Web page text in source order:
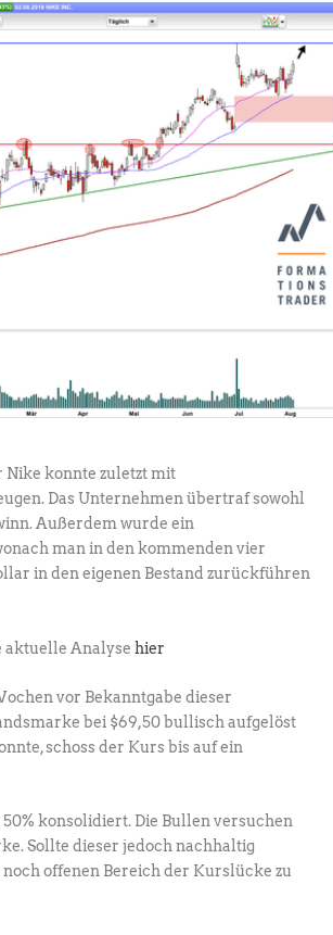
konnte zuletzt mit
Das Unternehmen übertraf sowohl
Außerdem wurde ein
man in den kommenden vier
in den eigenen Bestand zurückführen
aktuelle Analyse hier
vor Bekanntgabe dieser
bei $69,50 bullisch aufgelöst
schoss der Kurs bis auf ein
konsolidiert. Die Bullen versuchen
Sollte dieser jedoch nachhaltig
offenen Bereich der Kurslücke zu